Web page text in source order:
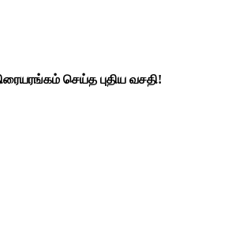
செய்த புதிய வசதி!